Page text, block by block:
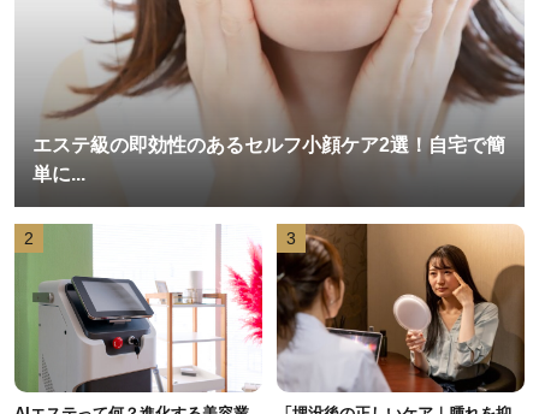
エステ級の即効性のあるセルフ小顔ケア2選！自宅で簡
単に...
2 3